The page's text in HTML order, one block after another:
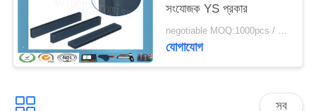
সংযোজক YS প্রকার
negotiable MOQ:1000pcs / অনেক
যোগাযোগ
সব